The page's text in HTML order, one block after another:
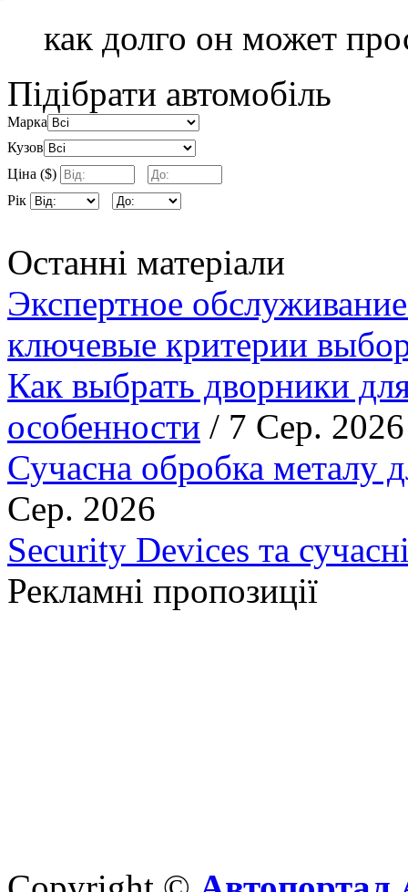
как долго он может
Підібрати автомобіль
Марка
Кузов
Ціна ($)
Рік
Останні матеріали
Экспертное
ключевые критерии
Как выбрать дворники
особенности / 7 Сер. 2026
Сучасна обробка металу
Сер. 2026
Security Devices та
Рекламні пропозиції